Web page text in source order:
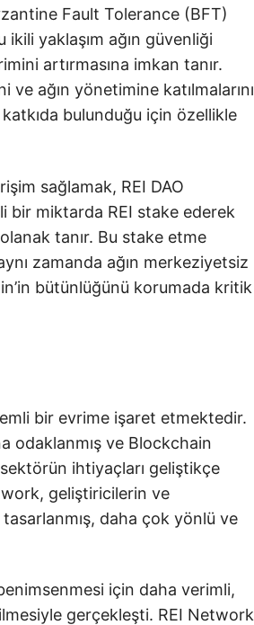
Fault Tolerance (BFT)
yaklaşım ağın güvenliği
artırmasına imkan tanır.
ve ağın yönetimine katılmalarını
bulunduğu için özellikle
sağlamak, REI DAO
bir miktarda REI stake ederek
tanır. Bu stake etme
zamanda ağın merkeziyetsiz
bütünlüğünü korumada kritik
bir evrime işaret etmektedir.
odaklanmış ve Blockchain
ihtiyaçları geliştikçe
geliştiricilerin ve
tasarlanmış, daha çok yönlü ve
için daha verimli,
gerçekleşti. REI Network